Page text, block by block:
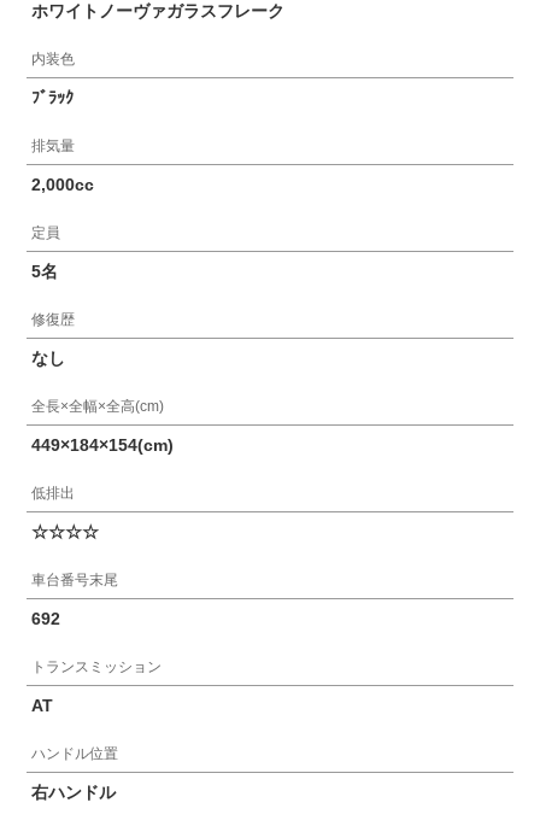
ホワイトノーヴァガラスフレーク
内装色
ﾌﾞﾗｯｸ
排気量
2,000cc
定員
5名
修復歴
なし
全長×全幅×全高(cm)
449×184×154(cm)
低排出
☆☆☆☆
車台番号末尾
692
トランスミッション
AT
ハンドル位置
右ハンドル